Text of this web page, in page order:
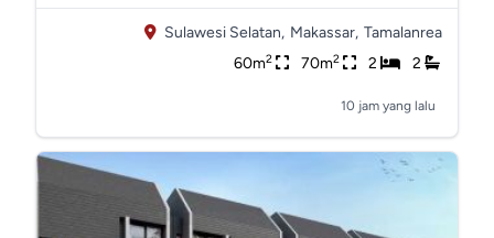
Sulawesi Selatan, Makassar, Tamalanrea
60m2 70m2 2 2
10 jam yang lalu